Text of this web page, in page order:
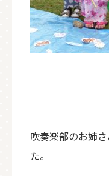
吹奏楽部のお姉
た。